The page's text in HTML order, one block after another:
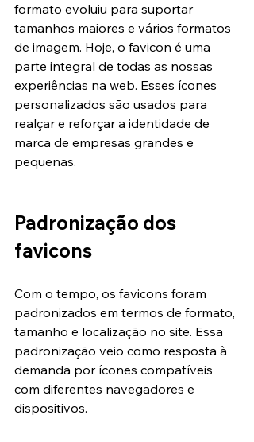
formato evoluiu para suportar
tamanhos maiores e vários formatos
de imagem. Hoje, o favicon é uma
parte integral de todas as nossas
experiências na web. Esses ícones
personalizados são usados para
realçar e reforçar a identidade de
marca de empresas grandes e
pequenas.
Padronização dos
favicons
Com o tempo, os favicons foram
padronizados em termos de formato,
tamanho e localização no site. Essa
padronização veio como resposta à
demanda por ícones compatíveis
com diferentes navegadores e
dispositivos.